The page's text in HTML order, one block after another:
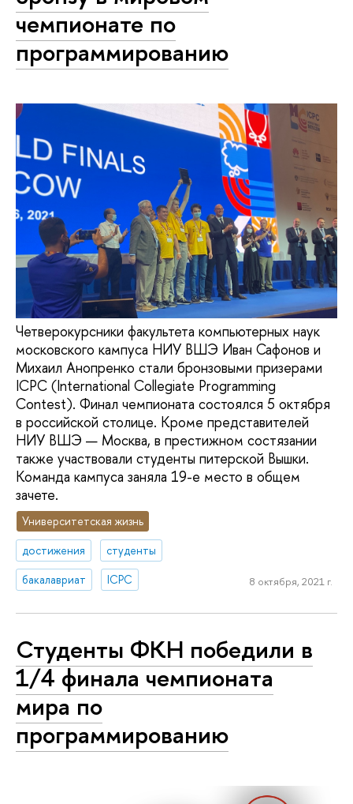
чемпионате по
программированию
Четверокурсники факультета компьютерных наук
московского кампуса НИУ ВШЭ Иван Сафонов и
Михаил Анопренко стали бронзовыми призерами
ICPC (International Collegiate Programming
Contest). Финал чемпионата состоялся 5 октября
в российской столице. Кроме представителей
НИУ ВШЭ — Москва, в престижном состязании
также участвовали студенты питерской Вышки.
Команда кампуса заняла 19-е место в общем
зачете.
Университетская жизнь
достижения
студенты
бакалавриат
ICPC 8 октября, 2021 г.
Студенты ФКН победили в
1/4 финала чемпионата
мира по
программированию